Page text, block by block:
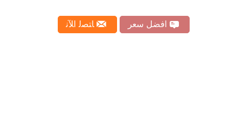
افضل سعر ﺎﺘﺼﻟ ﺍﻶﻧ